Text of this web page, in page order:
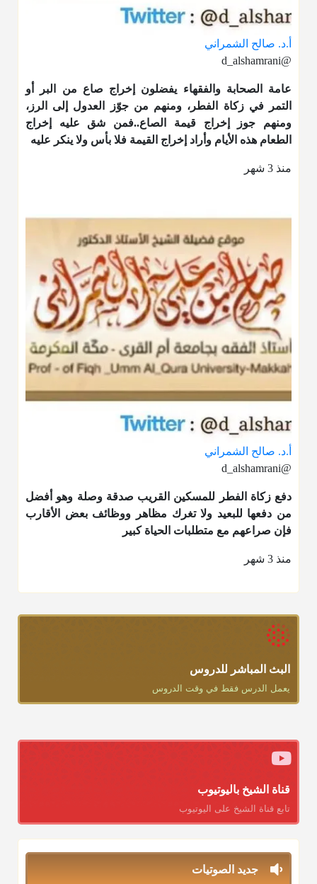
أ.د. صالح الشمراني
@d_alshamrani
عامة الصحابة والفقهاء يفضلون إخراج صاع من البر أو
التمر في زكاة الفطر، ومنهم من جوّز العدول إلى الرز،
ومنهم جوز إخراج قيمة الصاع..فمن شق عليه إخراج
الطعام هذه الأيام وأراد إخراج القيمة فلا بأس ولا ينكر عليه
منذ 3 شهر
أ.د. صالح الشمراني
@d_alshamrani
دفعزكاة الفطر
للمسكين القريب صدقة وصلة وهو أفضل
من دفعها للبعيد ولا تغرك مظاهر ووظائف بعض الأقارب
فإن صراعهم مع متطلبات الحياة كبير
منذ 3 شهر
البث المباشر للدروس
يعمل الدرس فقط في وقت الدروس
قناة الشيخ باليوتيوب
تابع قناة الشيخ على اليوتيوب
جديد الصوتيات